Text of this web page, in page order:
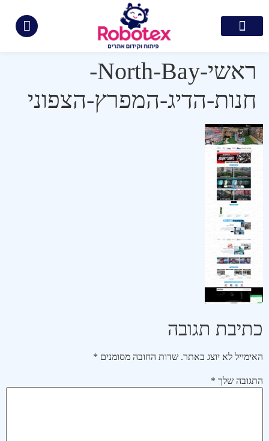
ראשי-North-Bay-
חנות-הדיג-המפרץ-הצפוני
כתיבת תגובה
האימייל לא יוצג באתר. שדות החובה מסומנים *
התגובה שלך *